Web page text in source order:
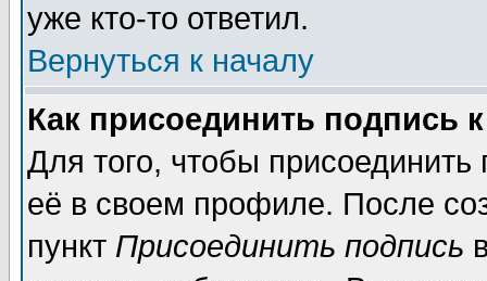
уже кто-то ответил.
Вернуться к началу
Как присоединить подпись
Для того, чтобы
её в своем профиле. После
пункт Присоединить подпись